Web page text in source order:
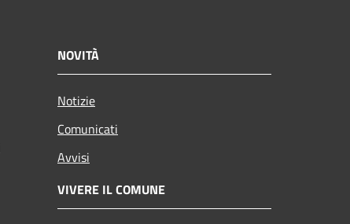
NOVITÀ
Notizie
Comunicati
Avvisi
VIVERE IL COMUNE